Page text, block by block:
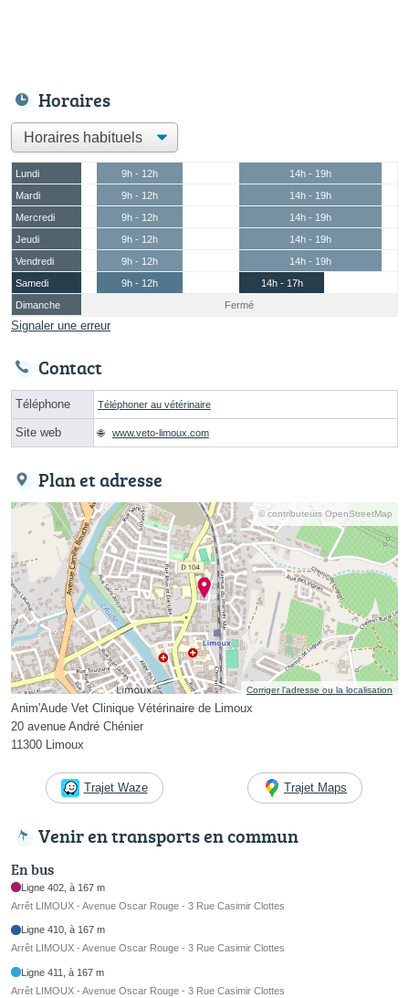
Horaires
Lundi 9h - 12h
14h - 19h
Mardi
9h - 12h
14h - 19h
Mercredi
9h - 12h
14h - 19h
Jeudi
9h - 12h
14h - 19h
Vendredi
9h - 12h
14h - 19h
Samedi
9h - 12h
14h - 17h
Dimanche
Fermé
Signaler une erreur
Contact
Téléphone Téléphoner au vétérinaire
Site web www.veto-limoux.com
Plan et adresse
© contributeurs OpenStreetMap
Corriger l’adresse ou la localisation
Anim'Aude Vet Clinique Vétérinaire de Limoux
20 avenue André Chénier
11300 Limoux
Trajet Waze Trajet Maps
Venir en transports en commun
En bus
Ligne 402, à 167 m
Arrêt LIMOUX - Avenue Oscar Rouge - 3 Rue Casimir Clottes
Ligne 410, à 167 m
Arrêt LIMOUX - Avenue Oscar Rouge - 3 Rue Casimir Clottes
Ligne 411, à 167 m
Arrêt LIMOUX - Avenue Oscar Rouge - 3 Rue Casimir Clottes